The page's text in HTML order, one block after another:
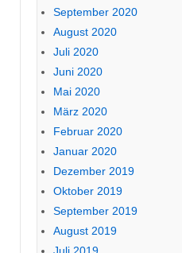
September 2020
August 2020
Juli 2020
Juni 2020
Mai 2020
März 2020
Februar 2020
Januar 2020
Dezember 2019
Oktober 2019
September 2019
August 2019